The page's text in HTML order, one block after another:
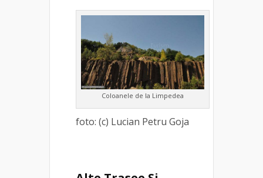
Coloanele de la Limpedea
foto: (c) Lucian Petru Goja